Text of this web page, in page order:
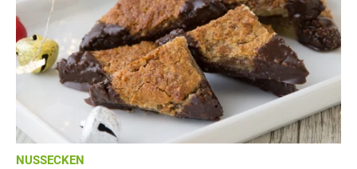
NUSSECKEN